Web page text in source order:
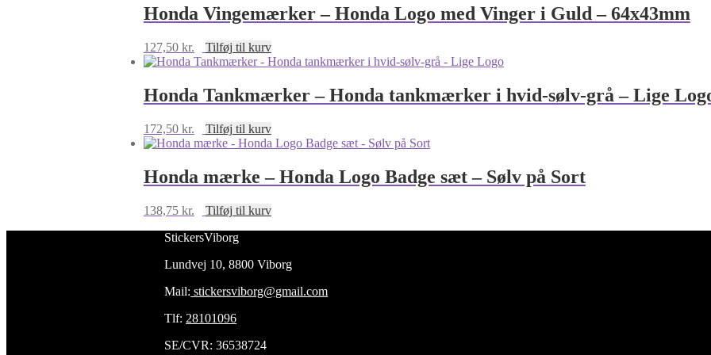
Honda Vingemærker – Honda Logo med Vinger i Guld – 64x43mm
127,50 kr. Tilføj til kurv
Honda Tankmærker – Honda tankmærker i hvid-sølv-grå – Lige
172,50 kr. Tilføj til kurv
Honda mærke – Honda Logo Badge sæt – Sølv på Sort
138,75 kr.
Tilføj til kurv
StickersViborg
Lundvej 10, 8800 Viborg
Mail: stickersviborg@gmail.com
Tlf: 28101096
SE/CVR: 36538724